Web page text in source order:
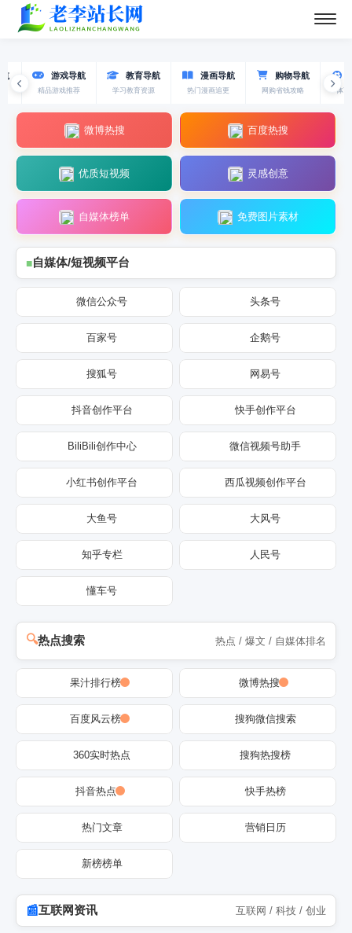
游戏导航
精品游戏推荐
教育导航
学习教育资源
漫画导航
热门漫画追更
购物导航
网购省钱攻略 体
微博热搜 百度热搜
优质短视频 灵感创意
自媒体榜单 免费图片素材
自媒体/短视频平台
微信公众号 头条号
百家号 企鹅号
搜狐号 网易号
抖音创作平台 快手创作平台
BiliBili创作中心 微信视频号助手
小红书创作平台 西瓜视频创作平台
大鱼号 大风号
知乎专栏 人民号
懂车号
热点搜索 热点 / 爆文 / 自媒体排名
果汁排行榜 微博热搜
百度风云榜 搜狗微信搜索
360实时热点 搜狗热搜榜
抖音热点 快手热榜
热门文章 营销日历
新榜榜单
互联网资讯 互联网 / 科技 / 创业